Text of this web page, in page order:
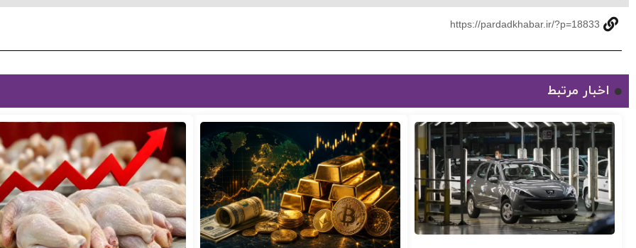
https://pardadkhabar.ir/?p=18833
اخبار مرتبط